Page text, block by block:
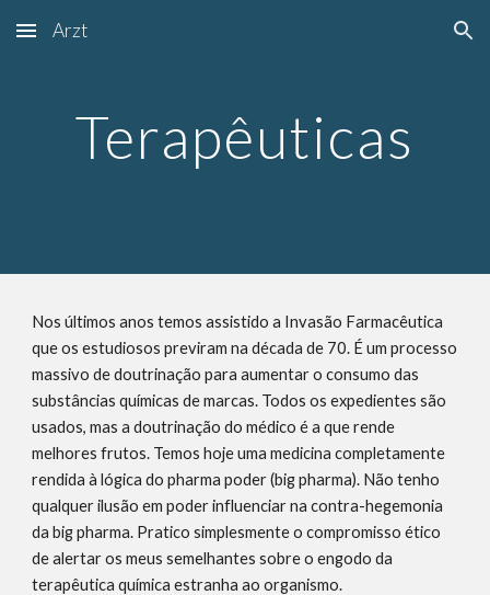
Skip to main content Skip to navigation
Arzt
Terapêuticas
Nos últimos anos temos assistido a Invasão Farmacêutica
que os estudiosos previram na década de 70. É um processo
massivo de doutrinação para aumentar o consumo das
substâncias químicas de marcas. Todos os expedientes são
usados, mas a doutrinação do médico é a que rende
melhores frutos. Temos hoje uma medicina completamente
rendida à lógica do pharma poder (big pharma). Não tenho
qualquer ilusão em poder influenciar na contra-hegemonia
da big pharma. Pratico simplesmente o compromisso ético
de alertar os meus semelhantes sobre o engodo da
terapêutica química estranha ao organismo.